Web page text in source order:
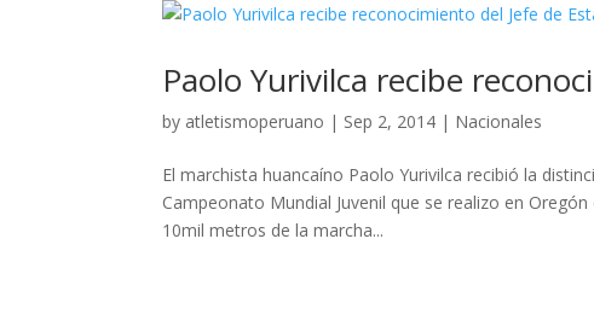
Paolo Yurivilca recibe
by atletismoperuano | Sep 2, 2014 | Nacionales
El marchista huancaíno Paolo Yurivilca recibió la
Campeonato Mundial Juvenil que se realizo en
10mil metros de la marcha...